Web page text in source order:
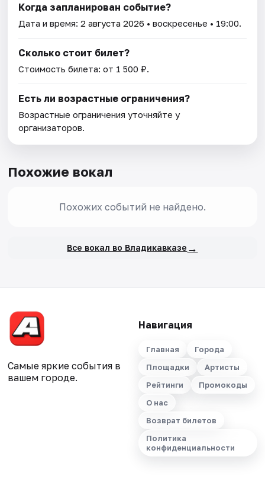
Когда запланирован событие?
Дата и время:2 августа 2026 • воскресенье • 19:00.
Сколько стоит билет?
Стоимость билета: от 1 500 ₽.
Есть ли возрастные ограничения?
Возрастные ограничения уточняйте у
организаторов.
Похожие вокал
Похожих событий не найдено.
Все вокал во Владикавказе →
Самые яркие события в
вашем городе.
Навигация
Главная
Города
Площадки
Артисты
Рейтинги
Промокоды
О нас
Возврат билетов
Политика
конфиденциальности